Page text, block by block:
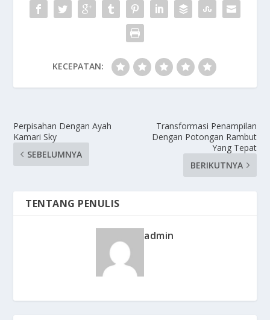
KECEPATAN:
Perpisahan Dengan Ayah
Kamari Sky
SEBELUMNYA
Transformasi Penampilan
Dengan Potongan Rambut
Yang Tepat
BERIKUTNYA
TENTANG PENULIS
admin